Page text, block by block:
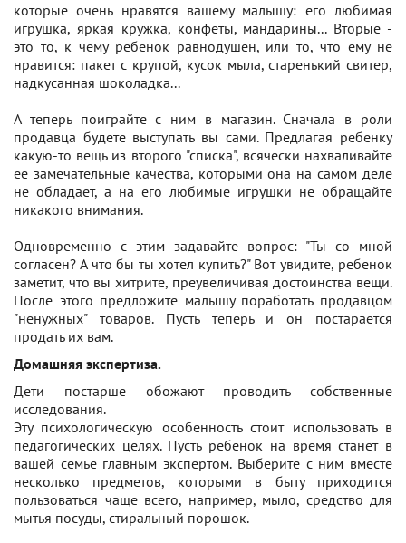
которые очень нравятся вашему малышу: его любимая
игрушка, яркая кружка, конфеты, мандарины... Вторые -
это то, к чему ребенок равнодушен, или то, что ему не
нравится: пакет с крупой, кусок мыла, старенький свитер,
надкусанная шоколадка...
А теперь поиграйте с ним в магазин. Сначала в роли
продавца будете выступать вы сами. Предлагая ребенку
какую-то вещь из второго "списка", всячески нахваливайте
ее замечательные качества, которыми она на самом деле
не обладает, а на его любимые игрушки не обращайте
никакого внимания.
Одновременно с этим задавайте вопрос: "Ты со мной
согласен? А что бы ты хотел купить?" Вот увидите, ребенок
заметит, что вы хитрите, преувеличивая достоинства вещи.
После этого предложите малышу поработать продавцом
"ненужных" товаров. Пусть теперь и он постарается
продать их вам.
Домашняя экспертиза.
Дети постарше обожают проводить собственные
исследования.
Эту психологическую особенность стоит использовать в
педагогических целях. Пусть ребенок на время станет в
вашей семье главным экспертом. Выберите с ним вместе
несколько предметов, которыми в быту приходится
пользоваться чаще всего, например, мыло, средство для
мытья посуды, стиральный порошок.